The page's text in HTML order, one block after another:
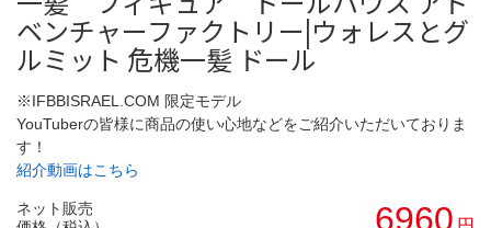
ベンチャーファクトリー|ウォレスとグ
ルミット 危機一髪 ドール
※IFBBISRAEL.COM 限定モデル
YouTuberの皆様に商品の使い心地などをご紹介いただいておりま
す！
紹介動画はこちら
ネット販売
6960